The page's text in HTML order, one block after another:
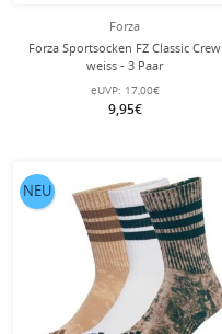
Forza
Forza Sportsocken FZ Classic Crew
weiss - 3 Paar
eUVP: 17,00€
9,95€
NEU